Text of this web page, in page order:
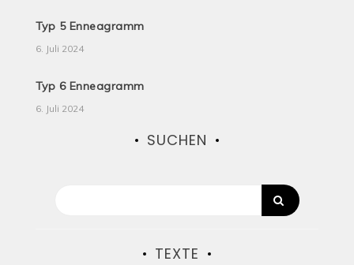
Typ 5 Enneagramm
6. Juli 2024
Typ 6 Enneagramm
6. Juli 2024
SUCHEN
TEXTE